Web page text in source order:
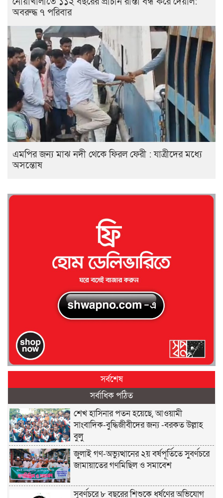
অবরুদ্ধ ৭ পরিবার
এমপির জন্য মাঝ নদী থেকে ফিরল ফেরী : যাত্রীদের মধ্যে
অসন্তোষ
সর্বশেষ
সর্বাধিক পঠিত
শেখ হাসিনার পতন হয়েছে, আওয়ামী
সাংবাদিক-বুদ্ধিজীবীদের জন্য -বরকত উল্লাহ
বুলু
জুলাই গণ-অভ্যুত্থানের ২য় বর্ষপূর্তিতে সুবর্ণচরে
জামায়াতের গণমিছিল ও সমাবেশ
সুবর্ণচরে ৮ বছরের শিশুকে ধর্ষণের অভিযোগ